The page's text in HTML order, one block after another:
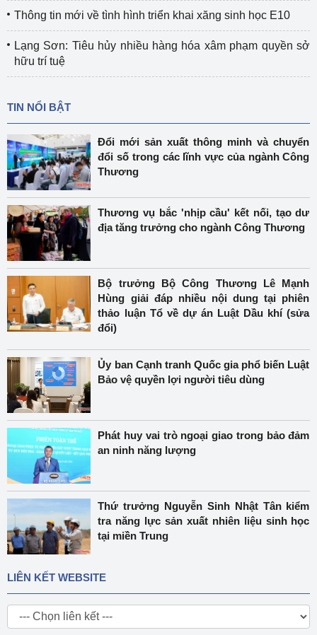
Thông tin mới về tình hình triển khai xăng sinh học E10
Lạng Sơn: Tiêu hủy nhiều hàng hóa xâm phạm quyền sở
hữu trí tuệ
TIN NỔI BẬT
Đổi mới sản xuất thông minh và chuyển
đổi số trong các lĩnh vực của ngành Công
Thương
Thương vụ bắc 'nhịp cầu' kết nối, tạo dư
địa tăng trưởng cho ngành Công Thương
Bộ trưởng Bộ Công Thương Lê Mạnh
Hùng giải đáp nhiều nội dung tại phiên
thảo luận Tổ về dự án Luật Dầu khí (sửa
đổi)
Ủy ban Cạnh tranh Quốc gia phổ biến Luật
Bảo vệ quyền lợi người tiêu dùng
Phát huy vai trò ngoại giao trong bảo đảm
an ninh năng lượng
Thứ trưởng Nguyễn Sinh Nhật Tân kiểm
tra năng lực sản xuất nhiên liệu sinh học
tại miền Trung
LIÊN KẾT WEBSITE